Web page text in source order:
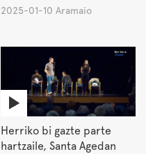
2025-01-10 Aramaio
Herriko bi gazte parte
hartzaile, Santa Agedan